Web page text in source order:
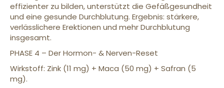
effizienter zu bilden, unterstützt die Gefäßgesundheit
und eine gesunde Durchblutung. Ergebnis: stärkere,
verlässlichere Erektionen und mehr Durchblutung
insgesamt.
PHASE 4 – Der Hormon- & Nerven-Reset
Wirkstoff: Zink (11 mg) + Maca (50 mg) + Safran (5
mg).